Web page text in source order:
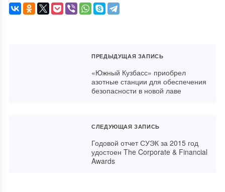
ПРЕДЫДУЩАЯ ЗАПИСЬ
«Южный Кузбасс» приобрел
азотные станции для обеспечения
безопасности в новой лаве
СЛЕДУЮЩАЯ ЗАПИСЬ
Годовой отчет СУЭК за 2015 год
удостоен The Corporate & Financial
Awards